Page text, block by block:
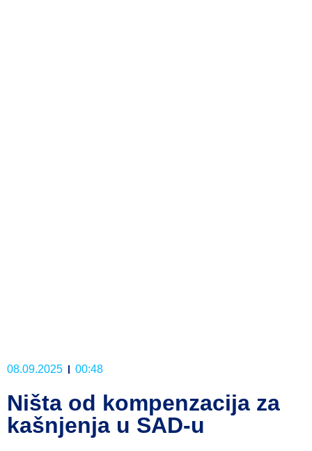
08.09.2025 00:48
Ništa od kompenzacija za
kašnjenja u SAD-u